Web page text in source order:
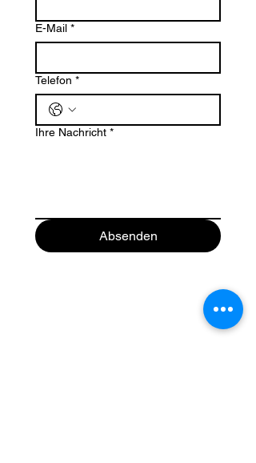
E-Mail *
Telefon *
Ihre Nachricht *
Absenden